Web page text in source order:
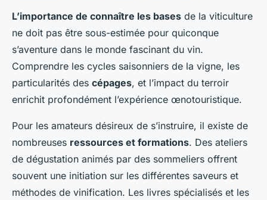
L’importance de connaître les bases de la viticulture
ne doit pas être sous-estimée pour quiconque
s’aventure dans le monde fascinant du vin.
Comprendre les cycles saisonniers de la vigne, les
particularités des cépages, et l’impact du terroir
enrichit profondément l’expérience œnotouristique.
Pour les amateurs désireux de s’instruire, il existe de
nombreuses ressources et formations. Des ateliers
de dégustation animés par des sommeliers offrent
souvent une initiation sur les différentes saveurs et
méthodes de vinification. Les livres spécialisés et les